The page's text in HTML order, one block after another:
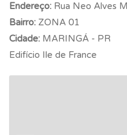
Endereço: Rua Neo Alves
Bairro: ZONA 01
Cidade: MARINGÁ - PR
Edifício Ile de France